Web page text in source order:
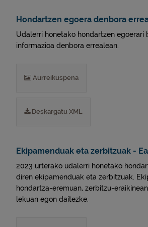
Hondartzen egoera denbora
Udalerri honetako hondartzen egoerari
informazioa denbora errealean.
Aurreikuspena
Deskargatu XML
Ekipamenduak eta zerbitzuak -
2023 urterako udalerri honetako
diren ekipamenduak eta zerbitzuak.
hondartza-eremuan, zerbitzu-
lekuan egon daitezke.